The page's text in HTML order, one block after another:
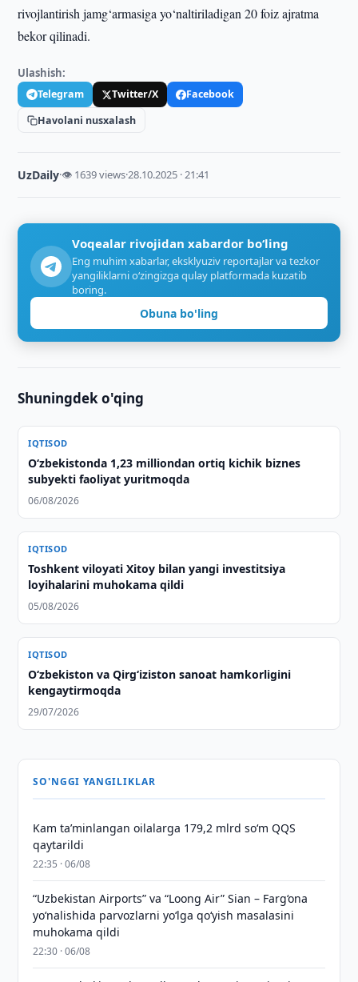
rivojlantirish jamg‘armasiga yo‘naltiriladigan 20 foiz ajratma
bekor qilinadi.
Ulashish:
Telegram Twitter/X
Facebook
Havolani nusxalash
UzDaily·👁 1639 views·28.10.2025 · 21:41
Voqealar rivojidan xabardor bo‘ling
Eng muhim xabarlar, eksklyuziv reportajlar va tezkor
yangiliklarni o‘zingizga qulay platformada kuzatib
boring.
Obuna bo'ling
Shuningdek o'qing
IQTISOD
O‘zbekistonda 1,23 milliondan ortiq kichik biznes
subyekti faoliyat yuritmoqda
06/08/2026
IQTISOD
Toshkent viloyati Xitoy bilan yangi investitsiya
loyihalarini muhokama qildi
05/08/2026
IQTISOD
Oʻzbekiston va Qirgʻiziston sanoat hamkorligini
kengaytirmoqda
29/07/2026
SO'NGGI YANGILIKLAR
Kam taʼminlangan oilalarga 179,2 mlrd so‘m QQS
qaytarildi
22:35 · 06/08
“Uzbekistan Airports” va “Loong Air” Sian – Farg‘ona
yo‘nalishida parvozlarni yo‘lga qo‘yish masalasini
muhokama qildi
22:30 · 06/08